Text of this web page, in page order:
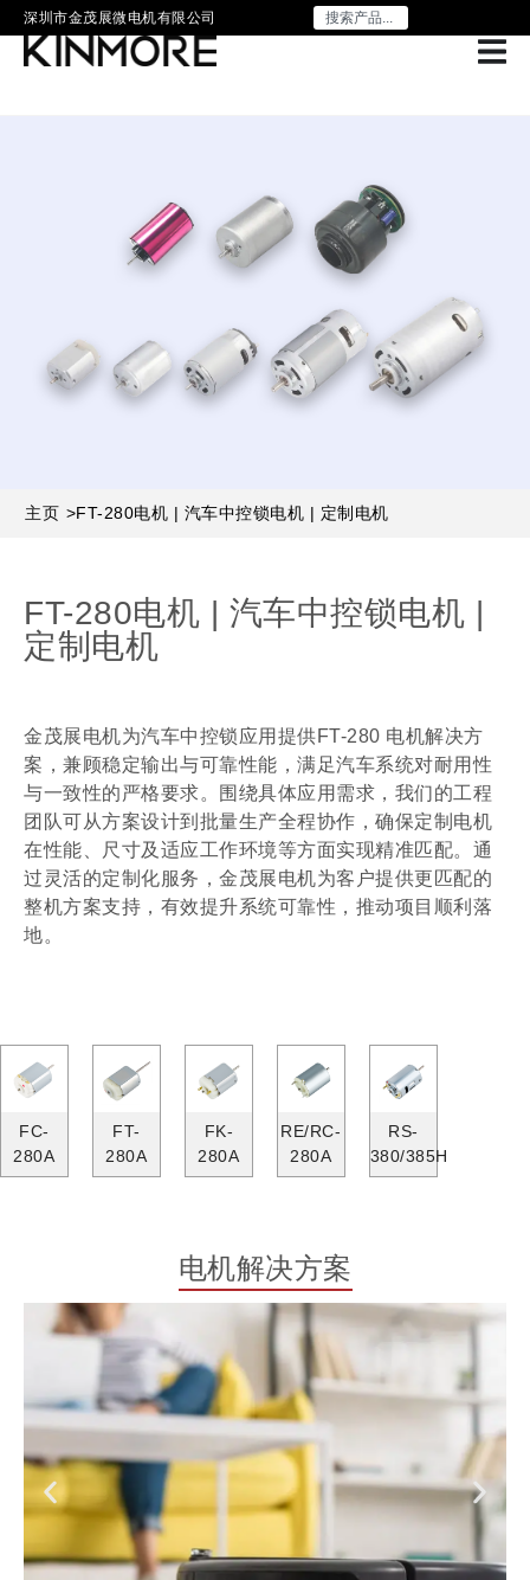
深圳市金茂展微电机有限公司
主页 >FT-280电机 | 汽车中控锁电机 | 定制电机
FT-280电机 | 汽车中控锁电机 |
定制电机
金茂展电机为汽车中控锁应用提供FT-280 电机解决方
案，兼顾稳定输出与可靠性能，满足汽车系统对耐用性
与一致性的严格要求。围绕具体应用需求，我们的工程
团队可从方案设计到批量生产全程协作，确保定制电机
在性能、尺寸及适应工作环境等方面实现精准匹配。通
过灵活的定制化服务，金茂展电机为客户提供更匹配的
整机方案支持，有效提升系统可靠性，推动项目顺利落
地。
FC-
280A
FT-
280A
FK-
280A
RE/RC-
280A
RS-
380/385H
电机解决方案